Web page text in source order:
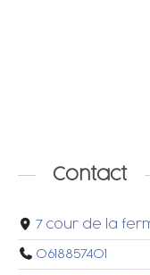
Contact
7 cour de la
0618857401